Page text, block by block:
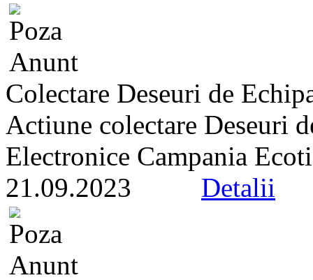
Colectare Deseuri de
Actiune colectare Deseuri
Electronice Campania
21.09.2023 Detalii